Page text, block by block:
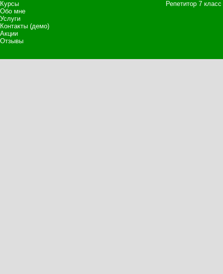
Курсы
Обо мне
Услуги
Контакты (демо)
Акции
Отзывы
Репетитор 7 класс